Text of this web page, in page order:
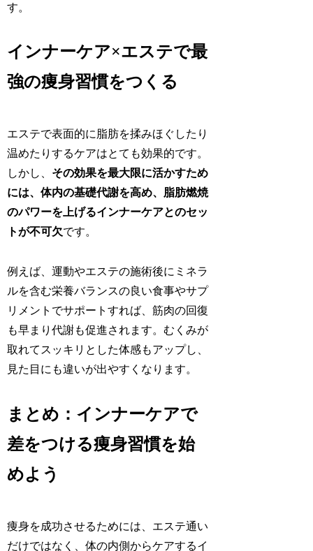
す。
インナーケア×エステで最
強の痩身習慣をつくる
エステで表面的に脂肪を揉みほぐしたり
温めたりするケアはとても効果的です。
しかし、 その効果を最大限に活かすため
には、体内の基礎代謝を高め、脂肪燃焼
のパワーを上げるインナーケアとのセッ
トが不可欠です。
例えば、運動やエステの施術後にミネラ
ルを含む栄養バランスの良い食事やサプ
リメントでサポートすれば、筋肉の回復
も早まり代謝も促進されます。むくみが
取れてスッキリとした体感もアップし、
見た目にも違いが出やすくなります。
まとめ：インナーケアで
差をつける痩身習慣を始
めよう
痩身を成功させるためには、エステ通い
だけではなく、体の内側からケアするイ